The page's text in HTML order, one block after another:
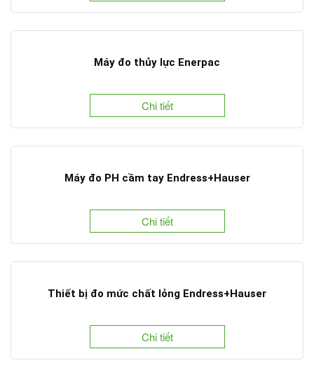
Máy đo thủy lực Enerpac
Chi tiết
Máy đo PH cầm tay Endress+Hauser
Chi tiết
Thiết bị đo mức chất lỏng Endress+Hauser
Chi tiết